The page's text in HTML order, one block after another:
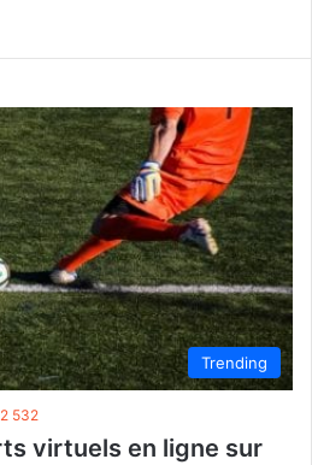
Trending
2 532
virtuels en ligne sur